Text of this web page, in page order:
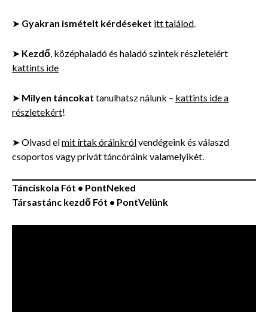
➤ Gyakran ismételt kérdéseket itt találod.
➤ Kezdő, középhaladó és haladó szintek részleteiért
kattints ide
➤ Milyen táncokat tanulhatsz nálunk – kattints ide a
részletekért!
➤ Olvasd elmit írtak óráinkrólvendégeink és válaszd
csoportos vagy privát táncóráink valamelyikét.
Tánciskola Fót • PontNeked
Társastánc kezdő Fót • PontVelünk